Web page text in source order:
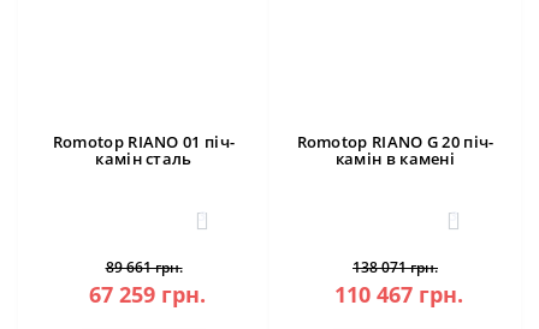
Romotop RIANO 01 піч-
камін сталь
3
89 661 грн.
67 259 грн.
Romotop RIANO G 20 піч-
камін в камені
3
138 071 грн.
110 467 грн.